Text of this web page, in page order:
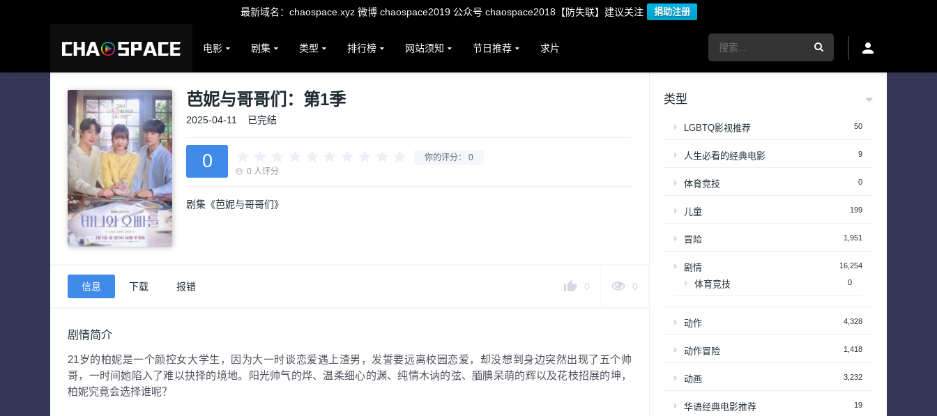
最新域名：chaospace.xyz 微博 chaospace2019 公众号 chaospace2018【防失联】建议关注 捐助注册
电影 剧集 类型 排行榜 网站须知 节日推荐 求片
芭妮与哥哥们：第1季
2025-04-11 已完结
你的评分： 0
0 0 人评分
剧集《芭妮与哥哥们》
0 0
信息 下载 报错
剧情简介
21岁的柏妮是一个颜控女大学生，因为大一时谈恋爱遇上渣男，发誓要远离校园恋爱，却没想到身边突然出现了五个帅
哥，一时间她陷入了难以抉择的境地。阳光帅气的烨、温柔细心的渊、纯情木讷的弦、腼腆呆萌的辉以及花枝招展的坤，
柏妮究竟会选择谁呢？
类型
LGBTQ影视推荐 50
人生必看的经典电影 9
体育竞技 0
儿童 199
冒险 1,951
剧情 16,254
体育竞技 0
动作 4,328
动作冒险 1,418
动画 3,232
华语经典电影推荐 19